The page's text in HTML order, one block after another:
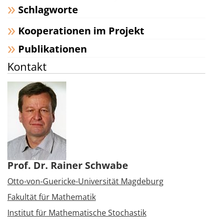
Schlagworte
Kooperationen im Projekt
Publikationen
Kontakt
Prof. Dr. Rainer Schwabe
Otto-von-Guericke-Universität Magdeburg
Fakultät für Mathematik
Institut für Mathematische Stochastik